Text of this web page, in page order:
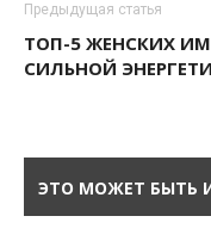
Предыдущая статья
ТОП-5 ЖЕНСКИХ
СИЛЬНОЙ
ЭТО МОЖЕТ БЫТЬ